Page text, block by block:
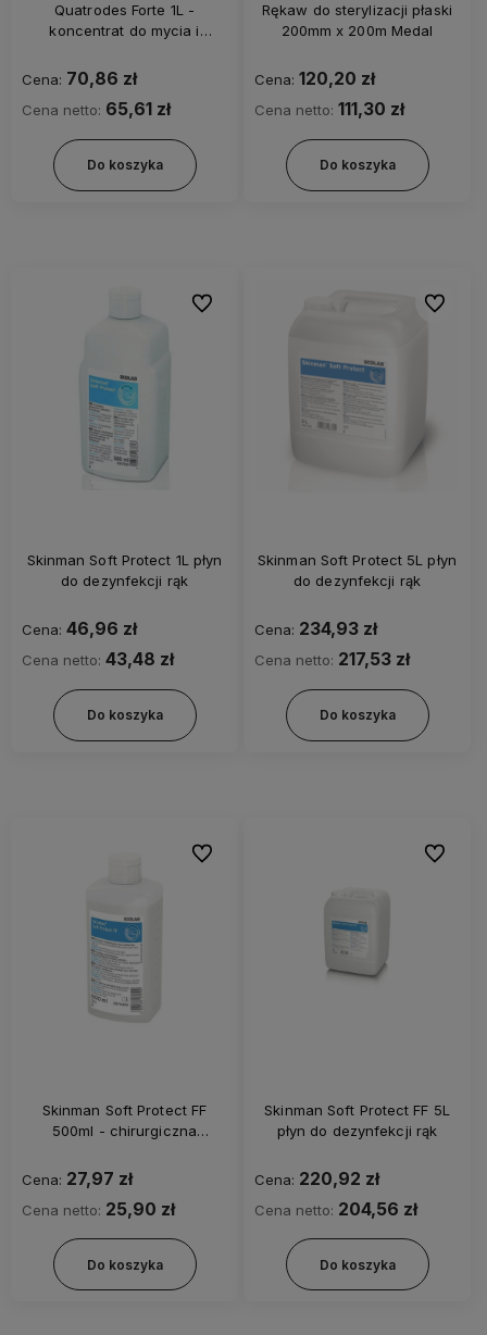
Quatrodes Forte 1L -
koncentrat do mycia i
Cena: 70,86 zł
Cena netto: 65,61 zł
Do koszyka
Rękaw do sterylizacji płaski
200mm x 200m Medal
Cena: 120,20 zł
Cena netto: 111,30 zł
Do koszyka
Skinman Soft Protect 1L płyn
do dezynfekcji rąk
Cena: 46,96 zł
Cena netto: 43,48 zł
Do koszyka
Do ulubionych
Skinman Soft Protect 5L płyn
do dezynfekcji rąk
Cena: 234,93 zł
Cena netto: 217,53 zł
Do koszyka
Do
Skinman Soft Protect FF
500ml - chirurgiczna
Cena: 27,97 zł
Cena netto: 25,90 zł
Do koszyka
Do ulubionych
Skinman Soft Protect FF 5L
płyn do dezynfekcji rąk
Cena: 220,92 zł
Cena netto: 204,56 zł
Do koszyka
Do